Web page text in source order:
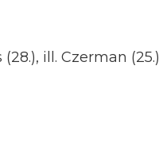
ill. Czerman (25.)